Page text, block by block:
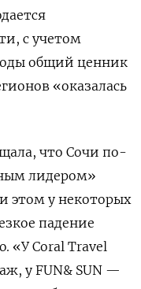
с учетом
общий ценник
«оказалась
что Сочи по-
лидером»
этом у некоторых
падение
«У Coral Travel
у FUN& SUN —